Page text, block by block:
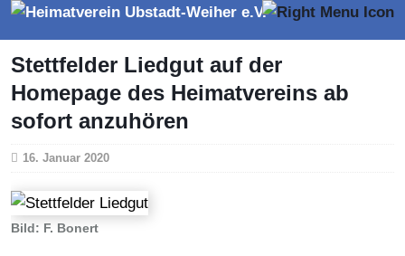
Stettfelder Liedgut auf der
Homepage des Heimatvereins ab
sofort anzuhören
16. Januar 2020
Bild: F. Bonert